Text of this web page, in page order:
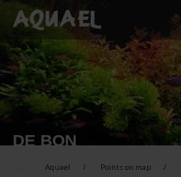
DE BON
Aquael Points on map